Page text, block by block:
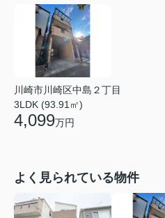
川崎市川崎区中島２丁目
3LDK (93.91㎡)
4,099万円
よく見られている物件